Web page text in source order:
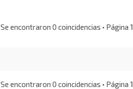
Se encontraron 0 coincidencias • Página1
Se encontraron 0 coincidencias • Página1